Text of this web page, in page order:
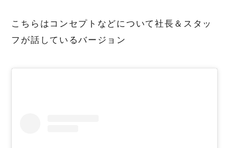
こちらはコンセプトなどについて社長＆スタッ
フが話しているバージョン